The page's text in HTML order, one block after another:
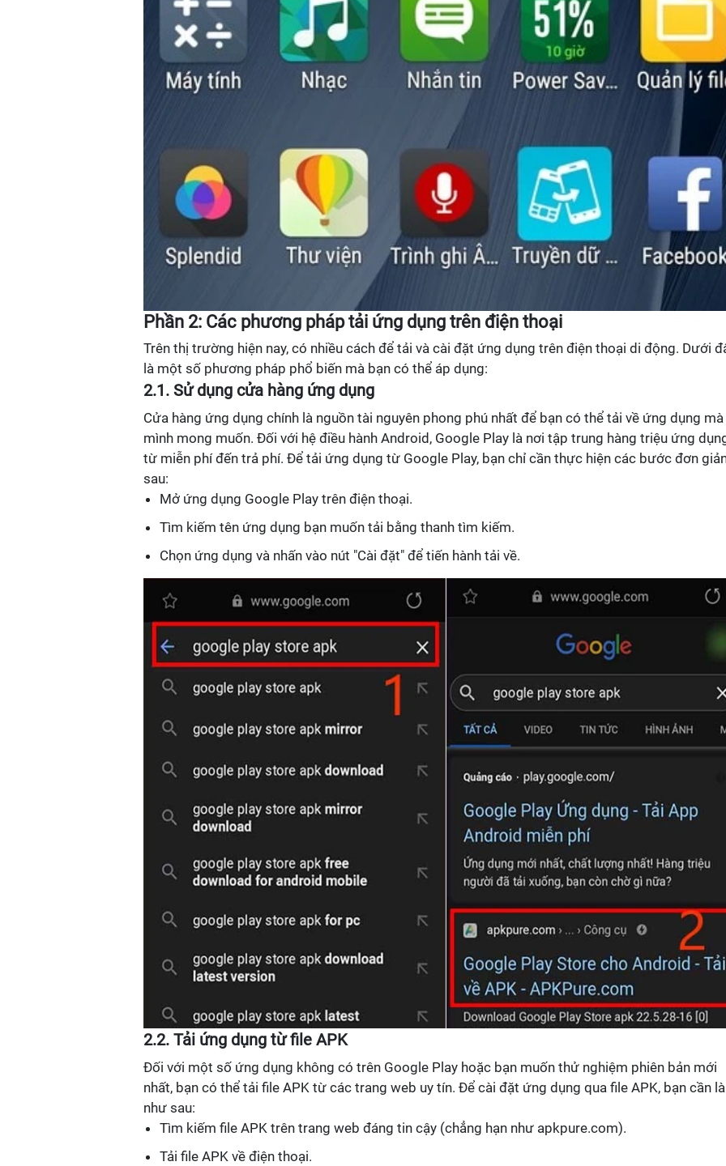
Phần 2: Các phương pháp tải ứng dụng trên điện thoại
Trên thị trường hiện nay, có nhiều cách để tải và cài đặt ứng dụng trên điện thoại di động. Dưới
là một số phương pháp phổ biến mà bạn có thể áp dụng:
2.1. Sử dụng cửa hàng ứng dụng
Cửa hàng ứng dụng chính là nguồn tài nguyên phong phú nhất để bạn có thể tải về ứng dụng mà
mình mong muốn. Đối với hệ điều hành Android, Google Play là nơi tập trung hàng triệu ứng
từ miễn phí đến trả phí. Để tải ứng dụng từ Google Play, bạn chỉ cần thực hiện các bước đơn
sau:
Mở ứng dụng Google Play trên điện thoại.
Tìm kiếm tên ứng dụng bạn muốn tải bằng thanh tìm kiếm.
Chọn ứng dụng và nhấn vào nút "Cài đặt" để tiến hành tải về.
2.2. Tải ứng dụng từ file APK
Đối với một số ứng dụng không có trên Google Play hoặc bạn muốn thử nghiệm phiên bản mới
nhất, bạn có thể tải file APK từ các trang web uy tín. Để cài đặt ứng dụng qua file APK, bạn cần
như sau:
Tìm kiếm file APK trên trang web đáng tin cậy (chẳng hạn như apkpure.com).
Tải file APK về điện thoại.